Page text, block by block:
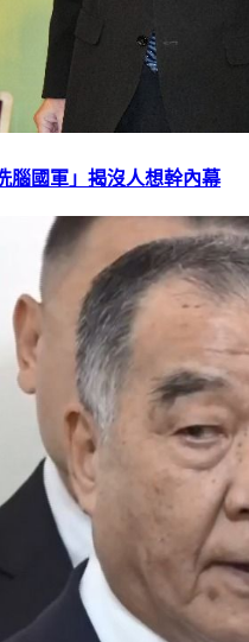
國軍」揭沒人想幹內幕